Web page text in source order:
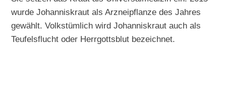
wurde Johanniskraut als Arzneipflanze des Jahres
gewählt. Volkstümlich wird Johanniskraut auch als
Teufelsflucht oder Herrgottsblut bezeichnet.